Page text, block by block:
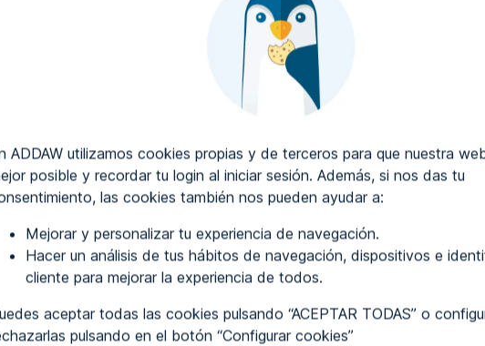
ADDAW utilizamos cookies propias y de terceros para que nuestra
posible y recordar tu login al iniciar sesión. Además, si nos das tu
las cookies también nos pueden ayudar a:
Mejorar y personalizar tu experiencia de navegación.
Hacer un análisis de tus hábitos de navegación, dispositivos e
cliente para mejorar la experiencia de todos.
aceptar todas las cookies pulsando “ACEPTAR TODAS” o
pulsando en el botón “Configurar cookies”
ESCRIBIR COMENTARIOS